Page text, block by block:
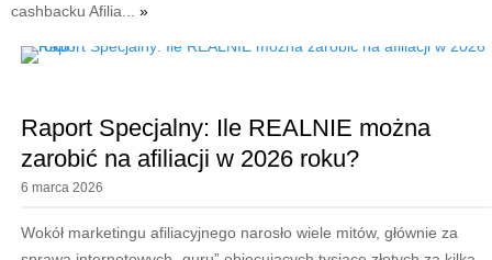
cashbacku Afilia... »
Raport Specjalny: Ile REALNIE można
zarobić na afiliacji w 2026 roku?
6 marca 2026
Wokół marketingu afiliacyjnego narosło wiele mitów, głównie za